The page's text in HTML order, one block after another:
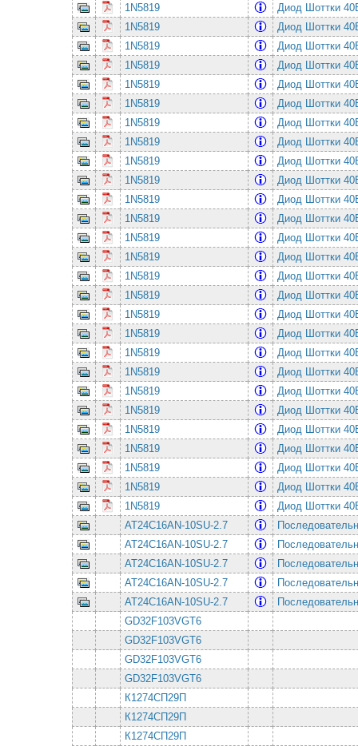
1N5819
Диод Шоттки
1N5819
Диод Шоттки
1N5819
Диод Шоттки
1N5819
Диод Шоттки
1N5819
Диод Шоттки
1N5819
Диод Шоттки
1N5819
Диод Шоттки
1N5819
Диод Шоттки
1N5819
Диод Шоттки
1N5819
Диод Шоттки
1N5819
Диод Шоттки
1N5819
Диод Шоттки
1N5819
Диод Шоттки
1N5819
Диод Шоттки
1N5819
Диод Шоттки
1N5819
Диод Шоттки
1N5819
Диод Шоттки
1N5819
Диод Шоттки
1N5819
Диод Шоттки
1N5819
Диод Шоттки
1N5819
Диод Шоттки
1N5819
Диод Шоттки
1N5819
Диод Шоттки
1N5819
Диод Шоттки
1N5819
Диод Шоттки
1N5819
Диод Шоттки
1N5819
Диод Шоттки
AT24C16AN-10SU-2.7
AT24C16AN-10SU-2.7
AT24C16AN-10SU-2.7
AT24C16AN-10SU-2.7
AT24C16AN-10SU-2.7
GD32F103VGT6
GD32F103VGT6
GD32F103VGT6
GD32F103VGT6
К1274СП29П
К1274СП29П
К1274СП29П